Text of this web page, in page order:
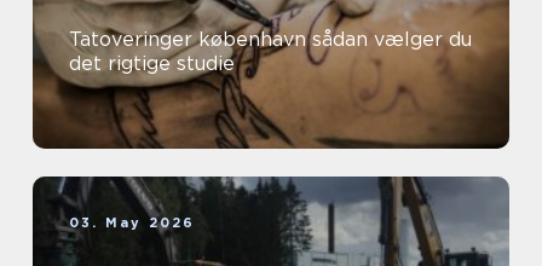
Tatoveringer københavn sådan vælger du
det rigtige studie
03. May 2026